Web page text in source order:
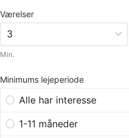
Værelser
Min.
Minimums lejeperiode
Alle har interesse
1-11 måneder